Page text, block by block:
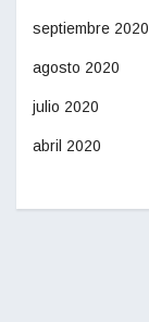
septiembre 2020
agosto 2020
julio 2020
abril 2020